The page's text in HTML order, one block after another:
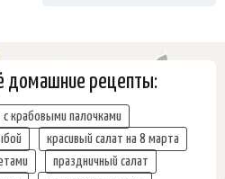
домашние рецепты:
с крабовыми палочками
красивый салат на 8 марта
праздничный салат